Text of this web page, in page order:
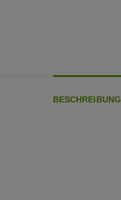
BESCHREIBUNG